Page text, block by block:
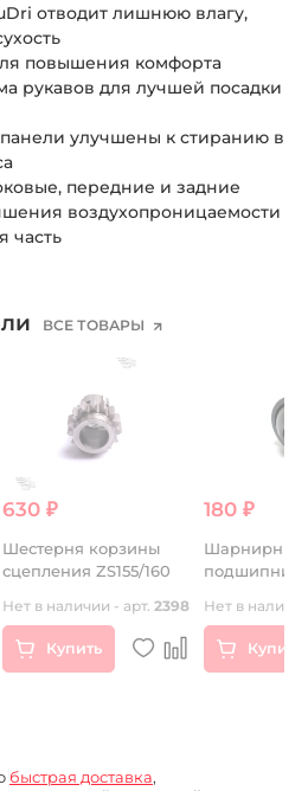
отводит лишнюю влагу,
повышения комфорта
для лучшей посадки
улучшены к стиранию в
передние и задние
воздухопроницаемости
часть
ВСЕ ТОВАРЫ
630 ₽
Шестерня корзины
сцепления ZS155/160
Нет в наличии - арт. 2398
Купить
180 ₽
Шарнирный
подшипник
Нет в
Купить
быстрая доставка,